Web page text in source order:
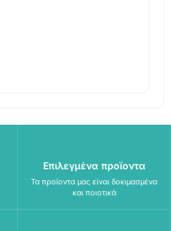
Επιλεγμένα προϊοντα
Τα προϊοντα μας είναι δοκιμασμένα
και ποιοτικά